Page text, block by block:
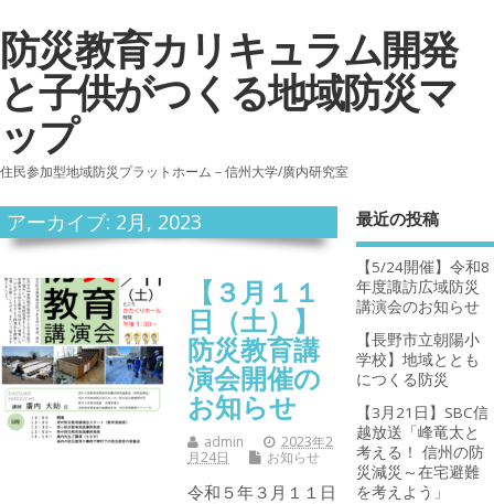
防災教育カリキュラム開発
と子供がつくる地域防災マ
ップ
住民参加型地域防災プラットホーム－信州大学/廣内研究室
アーカイブ: 2月, 2023
【３月１１
日（土）】
防災教育講
演会開催の
お知らせ
admin
2023年2
月24日
お知らせ
令和５年３月１１日
最近の投稿
【5/24開催】令和8
年度諏訪広域防災
講演会のお知らせ
【長野市立朝陽小
学校】地域ととも
につくる防災
【3月21日】SBC信
越放送「峰竜太と
考える！ 信州の防
災減災～在宅避難
を考えよう」